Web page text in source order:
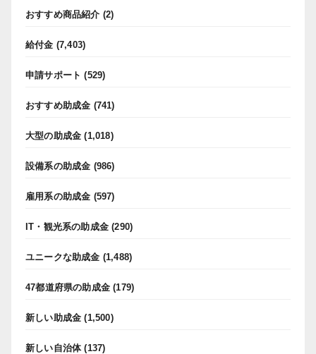
おすすめ商品紹介 (2)
給付金 (7,403)
申請サポート (529)
おすすめ助成金 (741)
大型の助成金 (1,018)
設備系の助成金 (986)
雇用系の助成金 (597)
IT・観光系の助成金 (290)
ユニークな助成金 (1,488)
47都道府県の助成金 (179)
新しい助成金 (1,500)
新しい自治体(137)